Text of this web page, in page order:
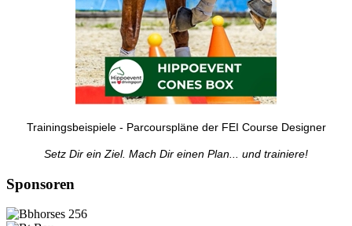
Trainingsbeispiele - Parcourspläne der FEI Course Designer
Setz Dir ein Ziel. Mach Dir einen Plan... und trainiere!
Sponsoren